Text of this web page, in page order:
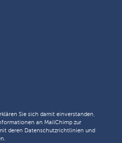
Sie sich damit einverstanden,
an MailChimp zur
deren Datenschutzrichtlinien und